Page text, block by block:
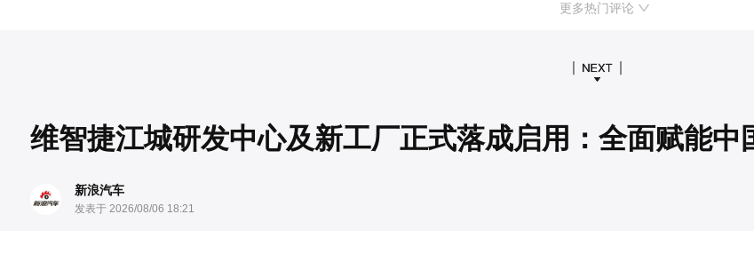
更多热门评论
维智捷江城研发中心及新工厂正式落成启用：全面赋能中
新浪汽车
发表于 2026/08/06 18:21